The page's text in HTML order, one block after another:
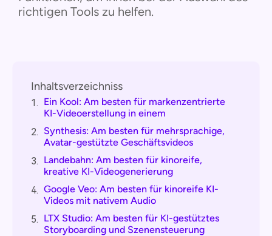
richtigen Tools zu helfen.
Inhaltsverzeichniss
1. Ein Kool: Am besten für markenzentrierte
KI-Videoerstellung in einem
2. Synthesis: Am besten für mehrsprachige,
Avatar-gestützte Geschäftsvideos
3. Landebahn: Am besten für kinoreife,
kreative KI-Videogenerierung
4. Google Veo: Am besten für kinoreife KI-
Videos mit nativem Audio
5. LTX Studio: Am besten für KI-gestütztes
Storyboarding und Szenensteuerung